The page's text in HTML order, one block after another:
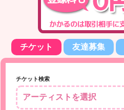
チケット 友達募集
チケット検索